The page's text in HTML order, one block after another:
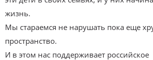
жизнь.
Мы стараемся не нарушать пока еще
пространство.
И в этом нас поддерживает российское